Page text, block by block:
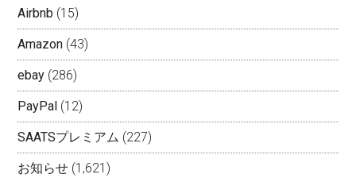
Airbnb (15)
Amazon (43)
ebay (286)
PayPal (12)
SAATSプレミアム (227)
お知らせ (1,621)